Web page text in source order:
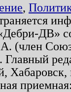
,
ДВ»
(член
Главный